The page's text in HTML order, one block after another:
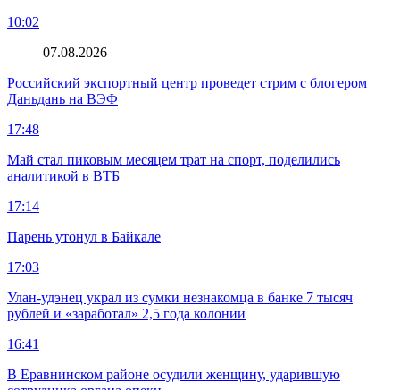
10:02
07.08.2026
Российский экспортный центр проведет стрим с блогером
Даньдань на ВЭФ
17:48
Май стал пиковым месяцем трат на спорт, поделились
аналитикой в ВТБ
17:14
Парень утонул в Байкале
17:03
Улан-удэнец украл из сумки незнакомца в банке 7 тысяч
рублей и «заработал» 2,5 года колонии
16:41
В Еравнинском районе осудили женщину, ударившую